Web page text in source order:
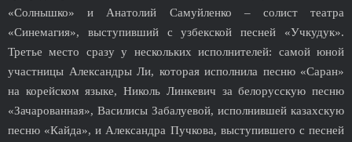
«Солнышко» и Анатолий Самуйленко – солист театра
«Синемагия», выступивший с узбекской песней «Учкудук».
Третье место сразу у нескольких исполнителей: самой юной
участницы Александры Ли, которая исполнила песню «Саран»
на корейском языке, Николь Линкевич за белорусскую песню
«Зачарованная», Василисы Забалуевой, исполнившей казахскую
песню «Кайда», и Александра Пучкова, выступившего с песней